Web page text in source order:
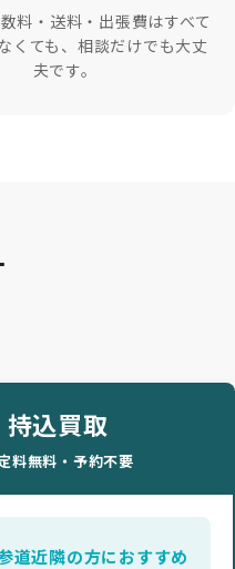
料・送料・出張費はすべて
くても、相談だけでも大丈
夫です。
持込買取
料無料・予約不要
道近隣の方におすすめ